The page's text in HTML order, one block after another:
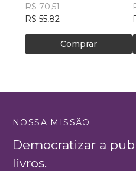
R$ 70,51
R$ 55,82
Comprar
NOSSA MISSÃO
Democratizar a
livros.